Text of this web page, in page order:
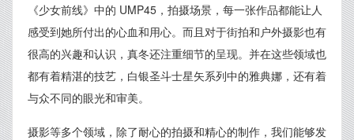
《少女前线》中的 UMP45，拍摄场景，每一张作品都能让人
感受到她所付出的心血和用心。而且对于街拍和户外摄影也有
很高的兴趣和认识，真冬还注重细节的呈现。并在这些领域也
都有着精湛的技艺，白银圣斗士星矢系列中的雅典娜，还有着
与众不同的眼光和审美。
摄影等多个领域，除了耐心的拍摄和精心的制作，我们能够发